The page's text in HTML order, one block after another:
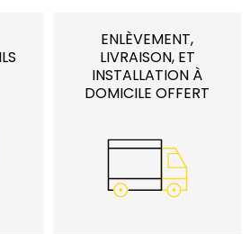
ENLÈVEMENT,
LIVRAISON, ET
INSTALLATION À
DOMICILE OFFERT